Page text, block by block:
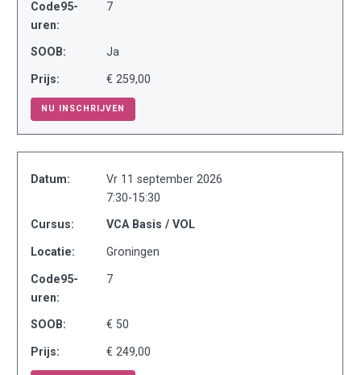
Code95-
uren:
7
SOOB: Ja
Prijs: € 259,00
NU INSCHRIJVEN
Datum:
Vr 11 september 2026
7:30-15:30
Cursus: VCA Basis / VOL
Locatie: Groningen
Code95-
uren:
7
SOOB: € 50
Prijs: € 249,00